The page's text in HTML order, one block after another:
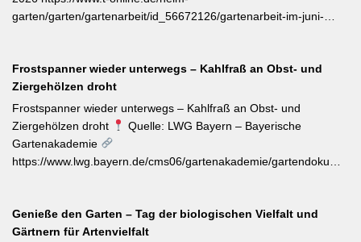
Büschel kopfüber an einem schattigen, luftigen Ort aufgehängt
garten/garten/gartenarbeit/id_56672126/gartenarbeit-im-juni-
dem Boden — konsequent entfernt werden, da sie die veredelte
Sorte verdrängen. Kletterrosen wie ‚Sympathie‘ müssen neues
Riebtentrieb durch Anbinden in die gewünschte Richtung geleitet
werden. Ab Ende Juni ist die Hochblüte zudem die beste Zeit für
Veredelungen: robuste Sorten lassen sich jetzt mit jungen
Unterlagen zusammenbringen. Eine schnell wirkende
Spätsommer.
Frostspanner wieder unterwegs – Kahlfraß an Obst- und
Ziergehölzen droht
Frostspanner wieder unterwegs – Kahlfraß an Obst- und
Ziergehölzen droht
Quelle: LWG Bayern – Bayerische
Gartenakademie
https://www.lwg.bayern.de/cms06/gartenakademie/
Apfelbäumen, Rosen, Ahorn und Hartriegel. Die charakteristisch
„katzenbuckelnd“ krabbelenden Larven des Kleinen und Großen
Genieße den Garten – Tag der biologischen Vielfalt und
Gärtnern für Artenvielfalt